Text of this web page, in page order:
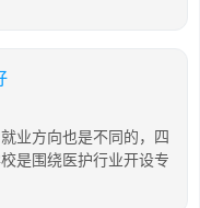
业方向也是不同的，四
是围绕医护行业开设专